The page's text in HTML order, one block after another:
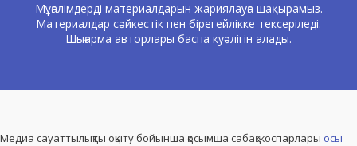
Мұғалімдерді материалдарын жариялауға шақырамыз.
Материалдар сәйкестік пен бірегейлікке тексеріледі.
Шығарма авторлары баспа куәлігін алады.
Медиа сауаттылықты оқыту бойынша қосымша сабақ жоспарлары осы